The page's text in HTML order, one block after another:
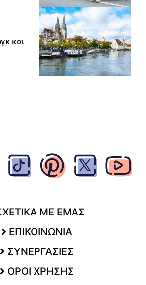
και
ΜΕ ΕΜΑΣ
ΕΠΙΚΟΙΝΩΝΙΑ
ΣΥΝΕΡΓΑΣΙΕΣ
ΟΡΟΙ ΧΡΗΣΗΣ